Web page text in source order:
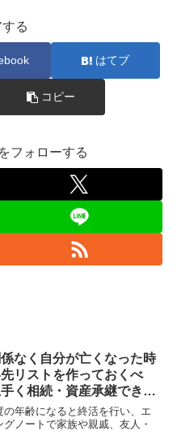
る
はてブ
コピー
フォローする
なく自分が亡くなった時
リストを作っておくべ
く相続・資産承継できな
族は困る！
の年齢になると終活を行い、エ
グノートで家族や親戚、友人・